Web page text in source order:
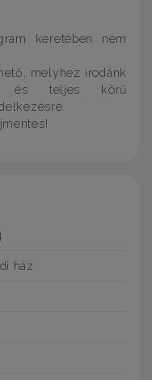
keretében nem
melyhez irodánk
és teljes körű
ház